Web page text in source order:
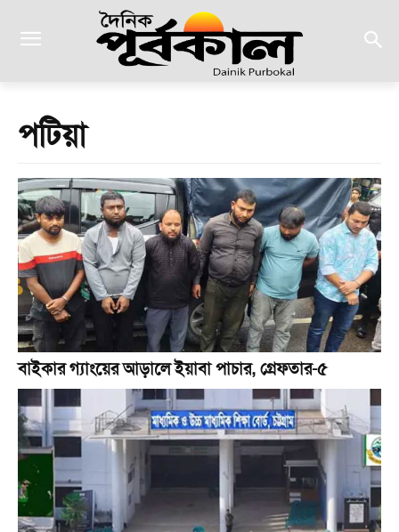
পটিয়া
বাইকার গ্যাংয়ের আড়ালে ইয়াবা পাচার, গ্রেফতার-৫